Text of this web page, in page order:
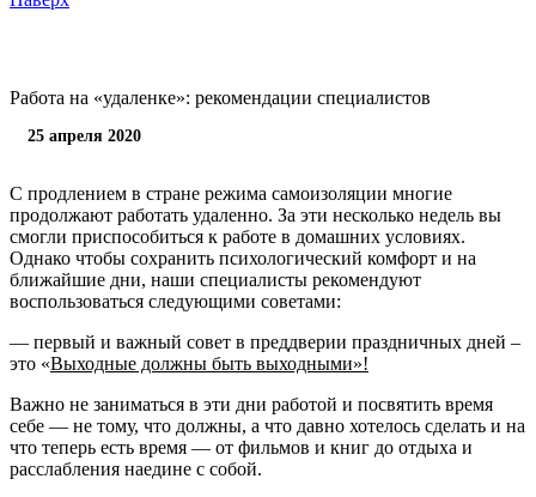
Работа на «удаленке»: рекомендации специалистов
25 апреля 2020
С продлением в стране режима самоизоляции многие
продолжают работать удаленно. За эти несколько недель вы
смогли приспособиться к работе в домашних условиях.
Однако чтобы сохранить психологический комфорт и на
ближайшие дни, наши специалисты рекомендуют
воспользоваться следующими советами:
— первый и важный совет в преддверии праздничных дней –
это «Выходные должны быть выходными»!
Важно не заниматься в эти дни работой и посвятить время
себе — не тому, что должны, а что давно хотелось сделать и на
что теперь есть время — от фильмов и книг до отдыха и
расслабления наедине с собой.